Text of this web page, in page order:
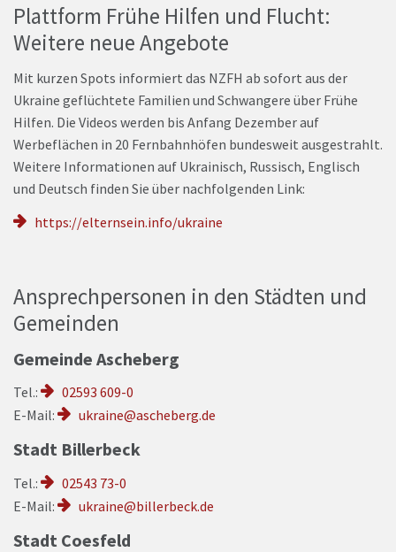
Plattform Frühe Hilfen und Flucht:
Weitere neue Angebote
Mit kurzen Spots informiert das NZFH ab sofort aus der
Ukraine geflüchtete Familien und Schwangere über Frühe
Hilfen. Die Videos werden bis Anfang Dezember auf
Werbeflächen in 20 Fernbahnhöfen bundesweit ausgestrahlt.
Weitere Informationen auf Ukrainisch, Russisch, Englisch
und Deutsch finden Sie über nachfolgenden Link:
https://elternsein.info/ukraine
Ansprechpersonen in den Städten und
Gemeinden
Gemeinde Ascheberg
Tel.:
02593 609-0
E-Mail:
ukraine@ascheberg.de
Stadt Billerbeck
Tel.:
02543 73-0
E-Mail:
ukraine@billerbeck.de
Stadt Coesfeld